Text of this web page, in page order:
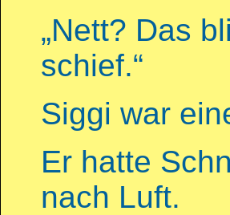
„Nett? Das
schief.“
Siggi war
Er hatte
nach Luft.